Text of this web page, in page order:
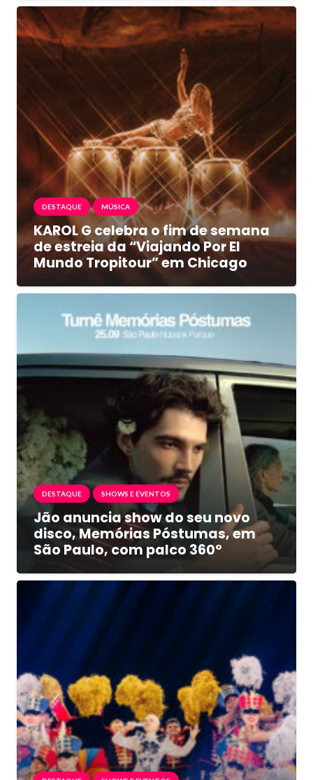
DESTAQUE MÚSICA
KAROL G celebra o fim de semana
de estreia da “Viajando Por El
Mundo Tropitour” em Chicago
DESTAQUE SHOWS E EVENTOS
Jão anuncia show do seu novo
disco, Memórias Póstumas, em
São Paulo, com palco 360º